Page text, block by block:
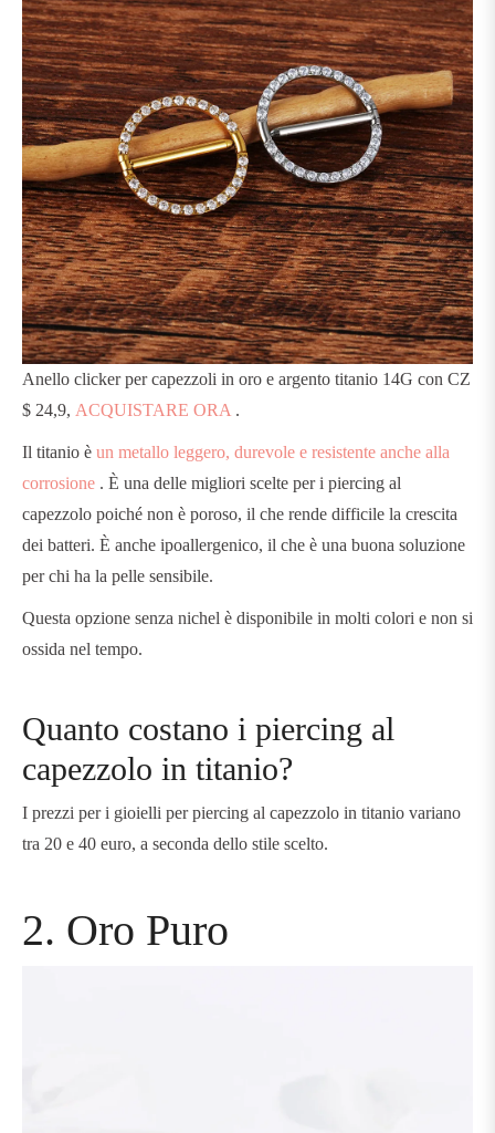
Anello clicker per capezzoli in oro e argento titanio 14G con CZ
$ 24,9, ACQUISTARE ORA .
Il titanio è un metallo leggero, durevole e resistente anche alla
corrosione . È una delle migliori scelte per i piercing al
capezzolo poiché non è poroso, il che rende difficile la crescita
dei batteri. È anche ipoallergenico, il che è una buona soluzione
per chi ha la pelle sensibile.
Questa opzione senza nichel è disponibile in molti colori e non si
ossida nel tempo.
Quanto costano i piercing al
capezzolo in titanio?
I prezzi per i gioielli per piercing al capezzolo in titanio variano
tra 20 e 40 euro, a seconda dello stile scelto.
2. Oro Puro